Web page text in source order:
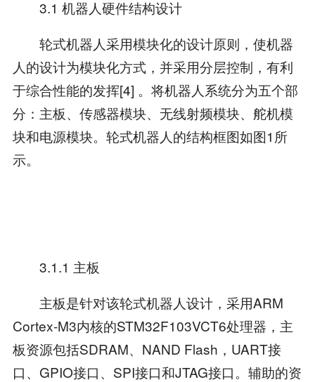
3.1 机器人硬件结构设计
轮式机器人采用模块化的设计原则，使机器
人的设计为模块化方式，并采用分层控制，有利
于综合性能的发挥[4] 。将机器人系统分为五个部
分：主板、传感器模块、无线射频模块、舵机模
块和电源模块。轮式机器人的结构框图如图1所
示。
3.1.1 主板
主板是针对该轮式机器人设计，采用ARM
Cortex-M3内核的STM32F103VCT6处理器，主
板资源包括SDRAM、NAND Flash，UART接
口、GPIO接口、SPI接口和JTAG接口。辅助的资